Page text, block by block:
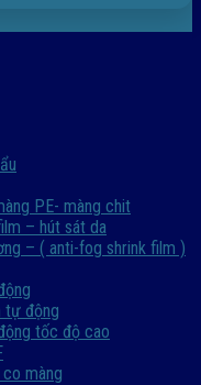
PE- màng chit
– hút sát da
– ( anti-fog shrink film )
tự động
tốc độ cao
màng